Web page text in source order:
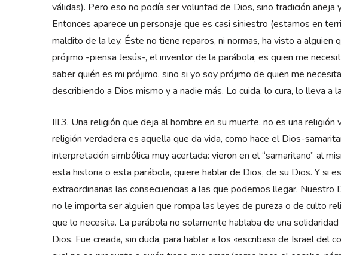
válidas). Pero eso no podía ser voluntad de Dios, sino tradición añeja
Entonces aparece un personaje que es casi siniestro (estamos en
maldito de la ley. Éste no tiene reparos, ni normas, ha visto a alguien
prójimo -piensa Jesús-, el inventor de la parábola, es quien me
saber quién es mi prójimo, sino si yo soy prójimo de quien me
describiendo a Dios mismo y a nadie más. Lo cuida, lo cura, lo lleva a
III.3. Una religión que deja al hombre en su muerte, no es una
religión verdadera es aquella que da vida, como hace el Dios-
interpretación simbólica muy acertada: vieron en el “samaritano” al
esta historia o esta parábola, quiere hablar de Dios, de su Dios. Y si
extraordinarias las consecuencias a las que podemos llegar. Nuestro
no le importa ser alguien que rompa las leyes de pureza o de culto
que lo necesita. La parábola no solamente hablaba de una
Dios. Fue creada, sin duda, para hablar a los «escribas» de Israel